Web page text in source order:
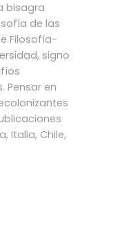
bisagra
de las
Filosofía-
signo
Pensar en
Italia, Chile,